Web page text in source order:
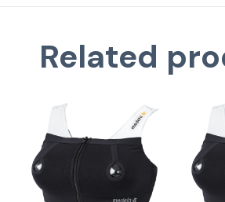
Related